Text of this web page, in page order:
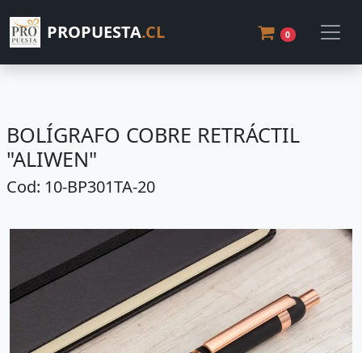
PROPUESTA.CL 0
BOLÍGRAFO COBRE RETRÁCTIL
"ALIWEN"
Cod: 10-BP301TA-20